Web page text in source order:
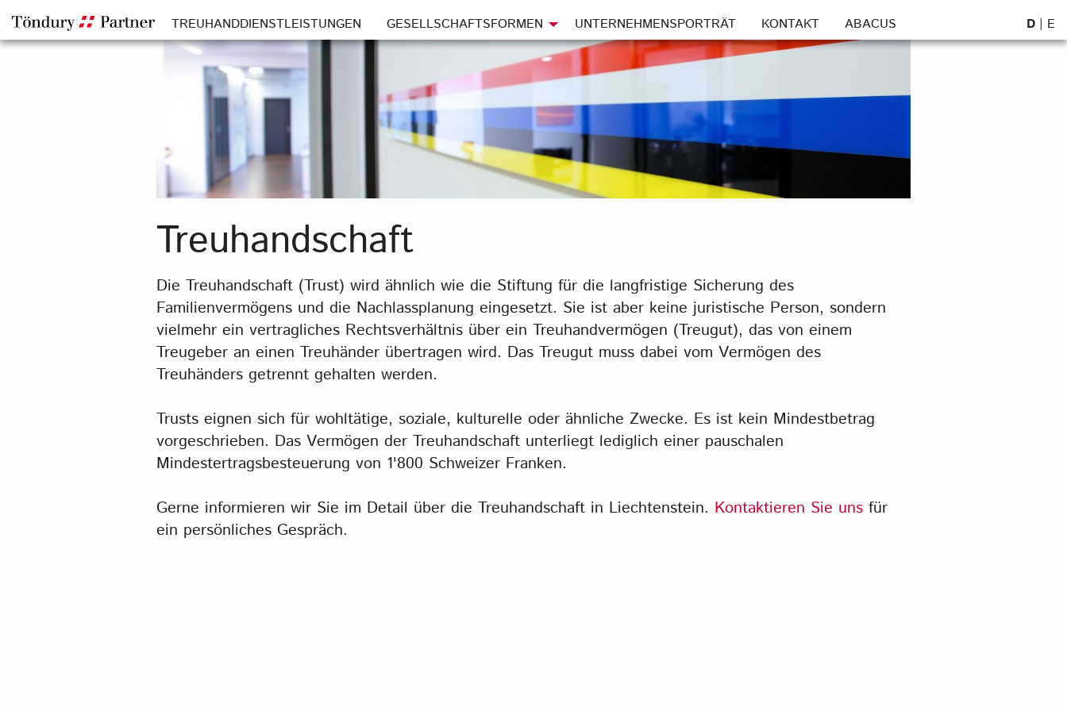
TREUHANDDIENSTLEISTUNGEN GESELLSCHAFTSFORMEN UNTERNEHMENSPORTRÄT KONTAKT ABACUS D | E
Treuhandschaft
Die Treuhandschaft (Trust) wird ähnlich wie die Stiftung für die langfristige Sicherung des
Familienvermögens und die Nachlassplanung eingesetzt. Sie ist aber keine juristische Person, sondern
vielmehr ein vertragliches Rechtsverhältnis über ein Treuhandvermögen (Treugut), das von einem
Treugeber an einen Treuhänder übertragen wird. Das Treugut muss dabei vom Vermögen des
Treuhänders getrennt gehalten werden.
Trusts eignen sich für wohltätige, soziale, kulturelle oder ähnliche Zwecke. Es ist kein Mindestbetrag
vorgeschrieben. Das Vermögen der Treuhandschaft unterliegt lediglich einer pauschalen
Mindestertragsbesteuerung von 1'800 Schweizer Franken.
Gerne informieren wir Sie im Detail über die Treuhandschaft in Liechtenstein. Kontaktieren Sie uns für
ein persönliches Gespräch.